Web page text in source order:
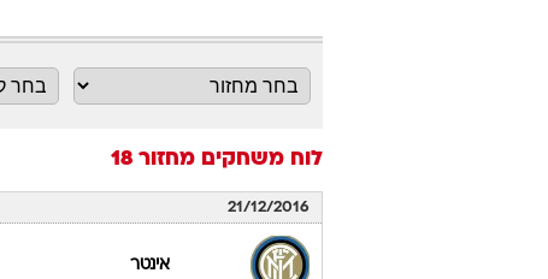
לוח משחקים מחזור 18
21/12/2016
אינטר